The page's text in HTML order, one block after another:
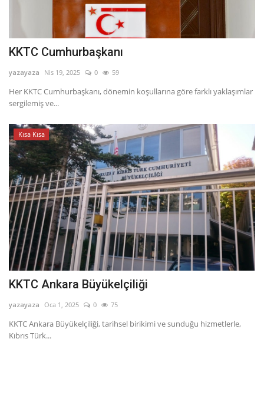
KKTC Cumhurbaşkanı
yazayaza Nis 19, 2025 0 59
Her KKTC Cumhurbaşkanı, dönemin koşullarına göre farklı yaklaşımlar
sergilemiş ve...
Kısa Kısa
KKTC Ankara Büyükelçiliği
yazayaza Oca 1, 2025 0 75
KKTC Ankara Büyükelçiliği, tarihsel birikimi ve sunduğu hizmetlerle,
Kıbrıs Türk...